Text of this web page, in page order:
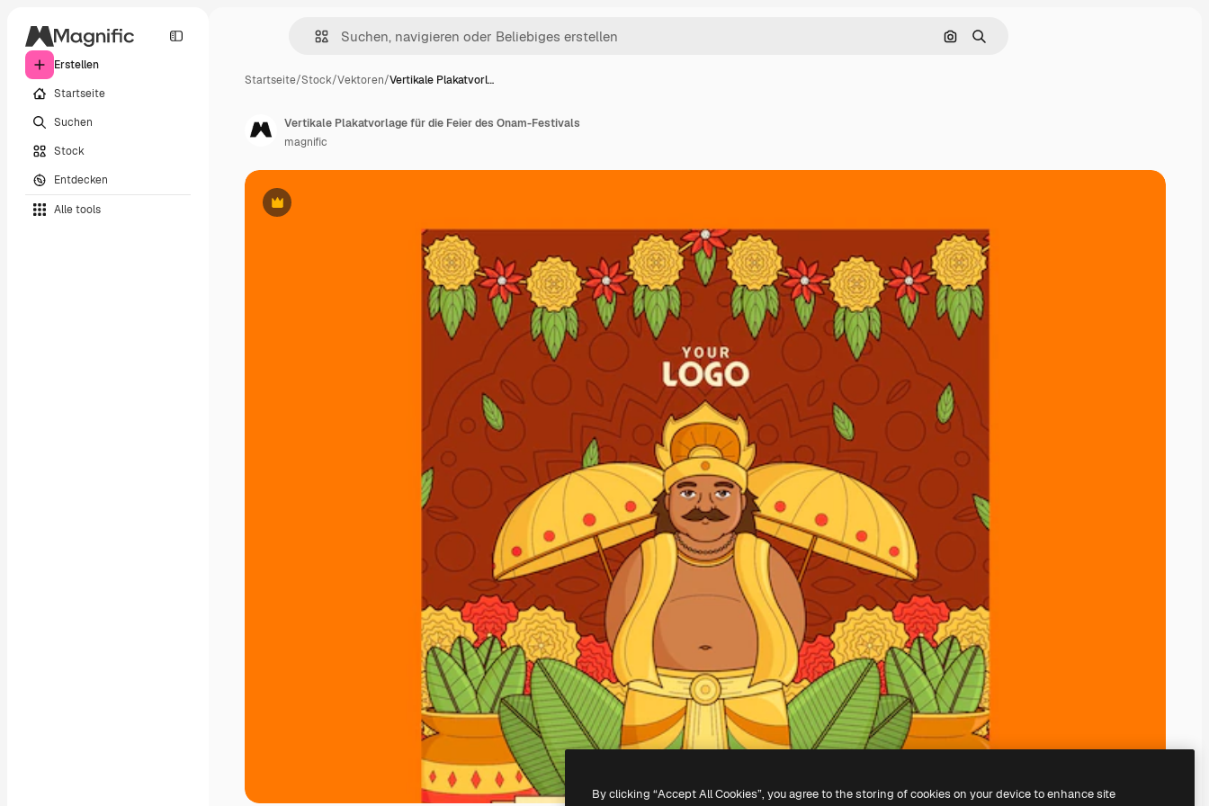
Erstellen
Startseite
Suchen
Stock
Entdecken
Alle tools
Nach Bild suchen
Suchen
Startseite/Stock/Vektoren/Vertikale Plakatvorl…
Premium
Vertikale Plakatvorlage für die Feier des Onam-Festivals
magnific
By clicking “Accept All Cookies”, you agree to the storing of cookies on your device to enhance site